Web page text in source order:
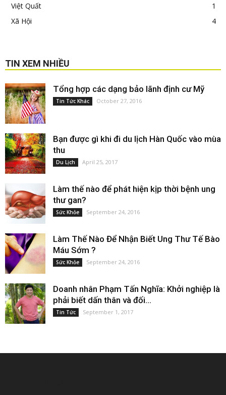
Việt Quất
1
Xã Hội
4
TIN XEM NHIỀU
Tổng hợp các dạng bảo lãnh định cư Mỹ
Tin Tức Khác October 27, 2016
Bạn được gì khi đi du lịch Hàn Quốc vào mùa
thu
Du Lịch April 25, 2017
Làm thế nào để phát hiện kịp thời bệnh ung
thư gan?
Sức Khỏe September 24, 2016
Làm Thế Nào Để Nhận Biết Ung Thư Tế Bào
Máu Sớm ?
Sức Khỏe September 24, 2016
Doanh nhân Phạm Tấn Nghĩa: Khởi nghiệp là
phải biết dấn thân và đối...
Tin Tức September 1, 2017